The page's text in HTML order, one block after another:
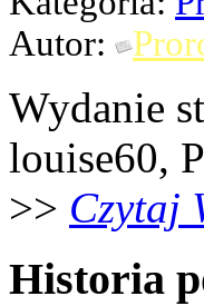
Autor:
Wydanie
louise60,
>> Czytaj
Historia